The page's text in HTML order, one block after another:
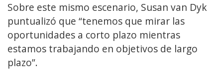
Sobre este mismo escenario, Susan van Dyk
puntualizó que “tenemos que mirar las
oportunidades a corto plazo mientras
estamos trabajando en objetivos de largo
plazo”.